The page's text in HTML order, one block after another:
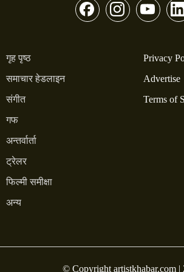
गृह पृष्ठ
समाचार हेडलाइन
संगीत
गफ
अन्तर्वार्ता
ट्रेलर
फिल्मी समीक्षा
अन्य
Privacy
Advertise
Terms of
© Copyright artistkhabar.com |